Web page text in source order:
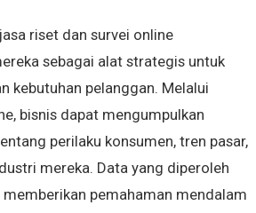
riset dan survei online
sebagai alat strategis untuk
kebutuhan pelanggan. Melalui
bisnis dapat mengumpulkan
perilaku konsumen, tren pasar,
mereka. Data yang diperoleh
pemahaman mendalam